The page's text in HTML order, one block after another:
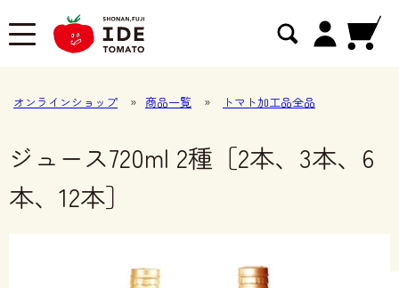
オンラインショップ » 商品一覧 » トマト加工品全品
ジュース720ml 2種［2本、3本、6
本、12本］